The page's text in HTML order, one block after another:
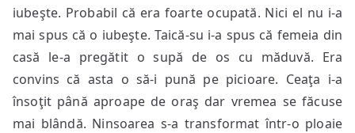
iubeşte. Probabil că era foarte ocupată. Nici el nu i-a
mai spus că o iubeşte. Taică-su i-a spus că femeia din
casă le-a pregătit o supă de os cu măduvă. Era
convins că asta o să-i pună pe picioare. Ceaţa i-a
însoţit până aproape de oraş dar vremea se făcuse
mai blândă. Ninsoarea s-a transformat într-o ploaie